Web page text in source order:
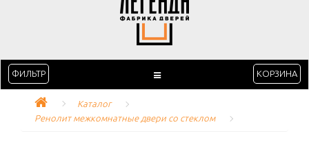
ФИЛЬТР КОРЗИНА
Каталог
Ренолит межкомнатные двери со стеклом